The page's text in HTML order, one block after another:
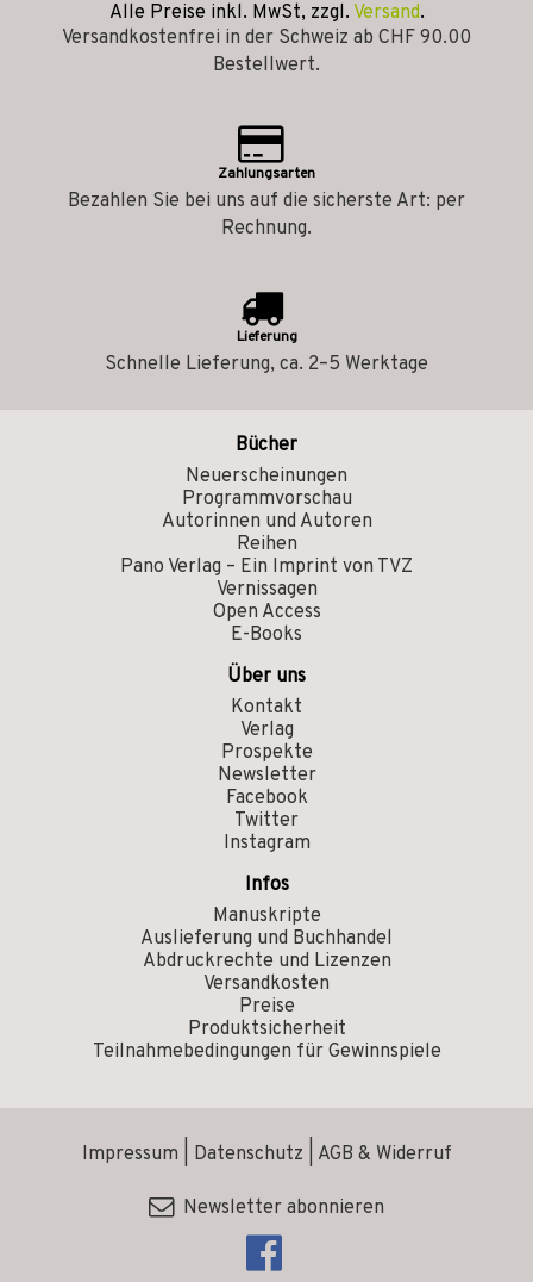
Alle Preise inkl. MwSt, zzgl. Versand.
Versandkostenfrei in der Schweiz ab CHF 90.00
Bestellwert.
Zahlungsarten
Bezahlen Sie bei uns auf die sicherste Art: per
Rechnung.
Lieferung
Schnelle Lieferung, ca. 2–5 Werktage
Bücher
Neuerscheinungen
Programmvorschau
Autorinnen und Autoren
Reihen
Pano Verlag – Ein Imprint von TVZ
Vernissagen
Open Access
E-Books
Über uns
Kontakt
Verlag
Prospekte
Newsletter
Facebook
Twitter
Instagram
Infos
Manuskripte
Auslieferung und Buchhandel
Abdruckrechte und Lizenzen
Versandkosten
Preise
Produktsicherheit
Teilnahmebedingungen für Gewinnspiele
Impressum Datenschutz AGB & Widerruf
Newsletter abonnieren